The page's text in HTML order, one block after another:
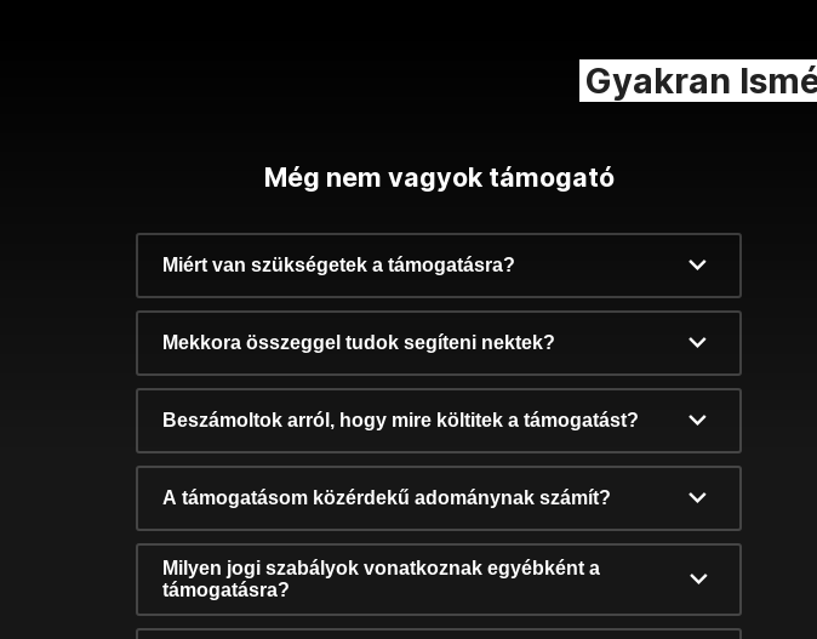
Gyakran
Még nem vagyok támogató
Miért van szükségetek a támogatásra?
Mekkora összeggel tudok segíteni nektek?
Beszámoltok arról, hogy mire költitek a támogatást?
A támogatásom közérdekű adománynak számít?
Milyen jogi szabályok vonatkoznak egyébként a
támogatásra?